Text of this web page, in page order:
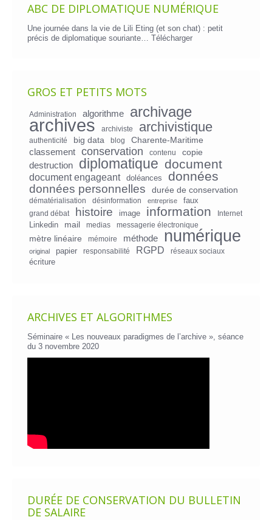
ABC DE DIPLOMATIQUE NUMÉRIQUE
Une journée dans la vie de Lili Eting (et son chat) : petit
précis de diplomatique souriante… Télécharger
GROS ET PETITS MOTS
Administration algorithme archivage
archives archiviste archivistique
authenticité big data blog
Charente-Maritime
classement
conservation contenu
copie
destruction
diplomatique document
document engageant doléances données
données personnelles durée de conservation
dématérialisation désinformation entreprise faux
grand débat histoire image information Internet
Linkedin mail medias messagerie électronique
mètre linéaire mémoire méthode numérique
original papier responsabilité RGPD réseaux sociaux
écriture
ARCHIVES ET ALGORITHMES
Séminaire « Les nouveaux paradigmes de l’archive », séance
du 3 novembre 2020
DURÉE DE CONSERVATION DU BULLETIN
DE SALAIRE